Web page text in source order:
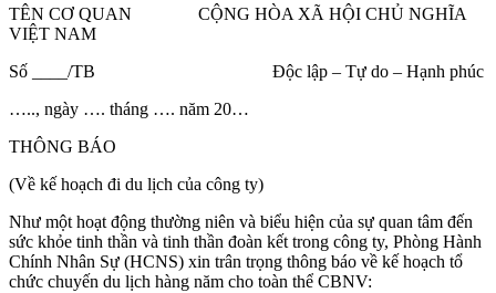
TÊN CƠ QUAN CỘNG HÒA XÃ HỘI CHỦ NGHĨA
VIỆT NAM
Số ____/TB Độc lập – Tự do – Hạnh phúc
….., ngày …. tháng …. năm 20…
THÔNG BÁO
(Về kế hoạch đi du lịch của công ty)
Như một hoạt động thường niên và biểu hiện của sự quan tâm đến
sức khỏe tinh thần và tinh thần đoàn kết trong công ty, Phòng Hành
Chính Nhân Sự (HCNS) xin trân trọng thông báo về kế hoạch tổ
chức chuyến du lịch hàng năm cho toàn thể CBNV: